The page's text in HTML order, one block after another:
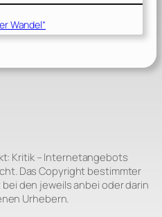
Wandel“
Kritik – Internetangebots
Das Copyright bestimmter
den jeweils anbei oder darin
Urhebern.